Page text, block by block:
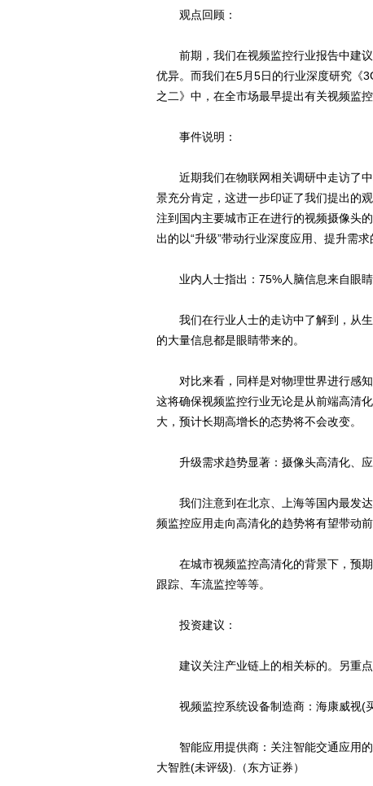
观点回顾：
前期，我们在视频监控行业报告中建议
优异。而我们在5月5日的行业深度研究
之二》中，在全市场最早提出有关视频监
事件说明：
近期我们在物联网相关调研中走访了中
景充分肯定，这进一步印证了我们提出的
注到国内主要城市正在进行的视频摄像头
出的以“升级”带动行业深度应用、提升需求
业内人士指出：75%人脑信息来自眼睛
我们在行业人士的走访中了解到，从生
的大量信息都是眼睛带来的。
对比来看，同样是对物理世界进行感知
这将确保视频监控行业无论是从前端高清
大，预计长期高增长的态势将不会改变。
升级需求趋势显著：摄像头高清化、应
我们注意到在北京、上海等国内最发达
频监控应用走向高清化的趋势将有望带动
在城市视频监控高清化的背景下，预期
跟踪、车流监控等等。
投资建议：
建议关注产业链上的相关标的。另重点
视频监控系统设备制造商：海康威视(
智能应用提供商：关注智能交通应用的
大智胜(未评级).（东方证券）